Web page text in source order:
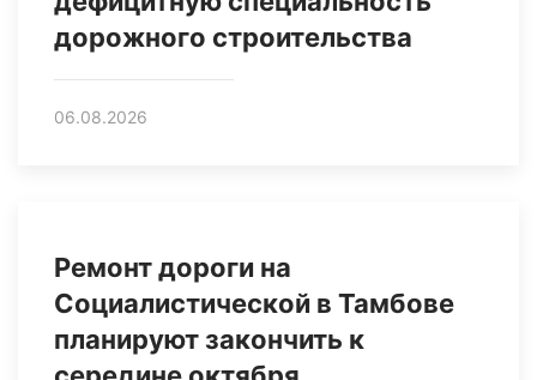
дорожного строительства
06.08.2026
Ремонт дороги на
Социалистической в Тамбове
планируют закончить к